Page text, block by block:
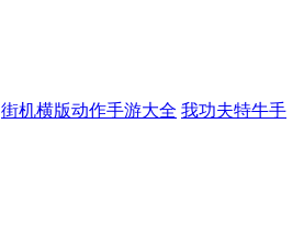
街机横版动作手游大全 我功夫特牛手